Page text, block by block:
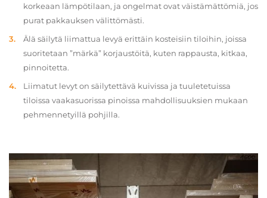
korkeaan lämpötilaan, ja ongelmat ovat väistämättömiä, jos
purat pakkauksen välittömästi.
Älä säilytä liimattua levyä erittäin kosteisiin tiloihin, joissa
suoritetaan ”märkä” korjaustöitä, kuten rappausta, kitkaa,
pinnoitetta.
Liimatut levyt on säilytettävä kuivissa ja tuuletetuissa
tiloissa vaakasuorissa pinoissa mahdollisuuksien mukaan
pehmennetyillä pohjilla.